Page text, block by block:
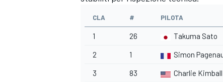
CLA # PILOTA
1 26 Takuma Sato
2 1 Simon
3 83 Charlie Kimball